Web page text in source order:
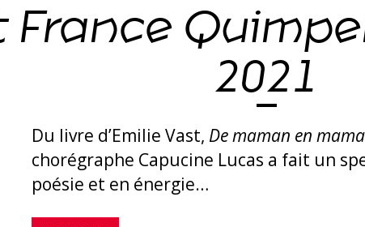
France
2021
Du livre d’Emilie Vast, De maman en
chorégraphe Capucine Lucas a fait un
poésie et en énergie…